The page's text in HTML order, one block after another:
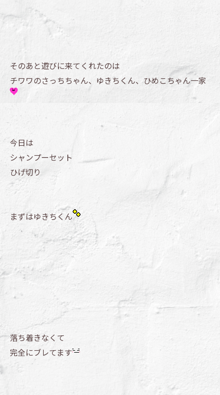
そのあと遊びに来てくれたのは
チワワのさっちちゃん、ゆきちくん、ひめこちゃん一家
今日は
シャンプーセット
ひげ切り
まずはゆきちくん
落ち着きなくて
完全にブレてます